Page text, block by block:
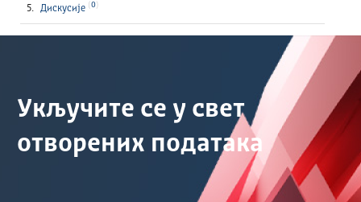
Дискусије 0
Укључите се у свет
отворених података